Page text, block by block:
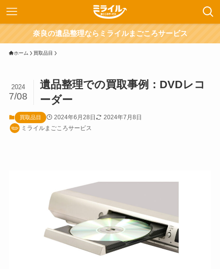
奈良の遺品整理ならミライルまごころサービス
ホーム 買取品目
遺品整理での買取事例：DVDレコ
ーダー
2024
7/08
買取品目 2024年6月28日
2024年7月8日
ミライルまごころサービス